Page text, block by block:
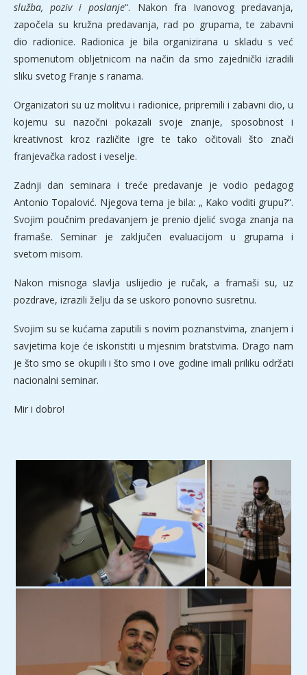
služba, poziv i poslanje“. Nakon fra Ivanovog predavanja,
započela su kružna predavanja, rad po grupama, te zabavni
dio radionice. Radionica je bila organizirana u skladu s već
spomenutom obljetnicom na način da smo zajednički izradili
sliku svetog Franje s ranama.
Organizatori su uz molitvu i radionice, pripremili i zabavni dio, u
kojemu su nazočni pokazali svoje znanje, sposobnost i
kreativnost kroz različite igre te tako očitovali što znači
franjevačka radost i veselje.
Zadnji dan seminara i treće predavanje je vodio pedagog
Antonio Topalović. Njegova tema je bila: „ Kako voditi grupu?“.
Svojim poučnim predavanjem je prenio djelić svoga znanja na
framaše. Seminar je zaključen evaluacijom u grupama i
svetom misom.
Nakon misnoga slavlja uslijedio je ručak, a framaši su, uz
pozdrave, izrazili želju da se uskoro ponovno susretnu.
Svojim su se kućama zaputili s novim poznanstvima, znanjem i
savjetima koje će iskoristiti u mjesnim bratstvima. Drago nam
je što smo se okupili i što smo i ove godine imali priliku održati
nacionalni seminar.
Mir i dobro!